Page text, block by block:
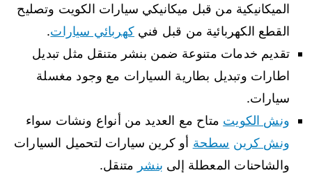
الميكانيكية من قبل ميكانيكي سيارات الكويت وتصليح
القطع الكهربائية من قبل فنيكهربائي سيارات.
تقديم خدمات متنوعة ضمن بنشر متنقل مثل تبديل
اطارات وتبديل بطارية السيارات مع وجود مغسلة
سيارات.
ونش الكويت متاح مع العديد من أنواع ونشات سواء
ونش كرين سطحة أو كرين سيارات لتحميل السيارات
والشاحنات المعطلة إلى بنشر متنقل.